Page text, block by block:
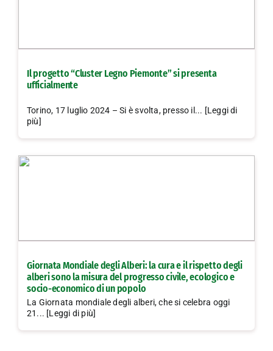
Il progetto “Cluster Legno Piemonte” si presenta
ufficialmente
Torino, 17 luglio 2024 – Si è svolta, presso il... [Leggi di
più]
Giornata Mondiale degli Alberi: la cura e il rispetto degli
alberi sono la misura del progresso civile, ecologico e
socio-economico di un popolo
La Giornata mondiale degli alberi, che si celebra oggi
21... [Leggi di più]